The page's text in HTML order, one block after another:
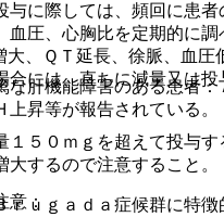
肝機能障害のある患者：
上昇等が報告されている。
意：
に際しては、頻回に患者
血圧、心胸比を定期的に調
大、ＱＴ延長、徐脈、血圧
合には、直ちに減量又は投
５０ｍｇを超えて投与す
するので注意すること。
ｕｇａｄａ症候群に特徴